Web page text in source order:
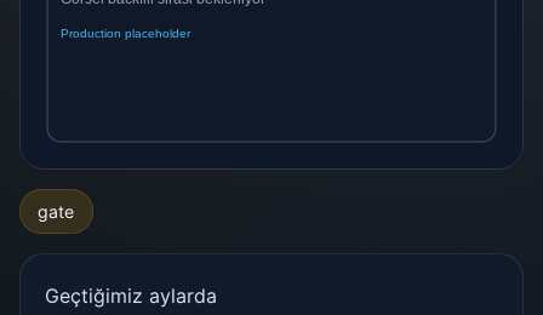
gate
Geçtiğimiz aylarda